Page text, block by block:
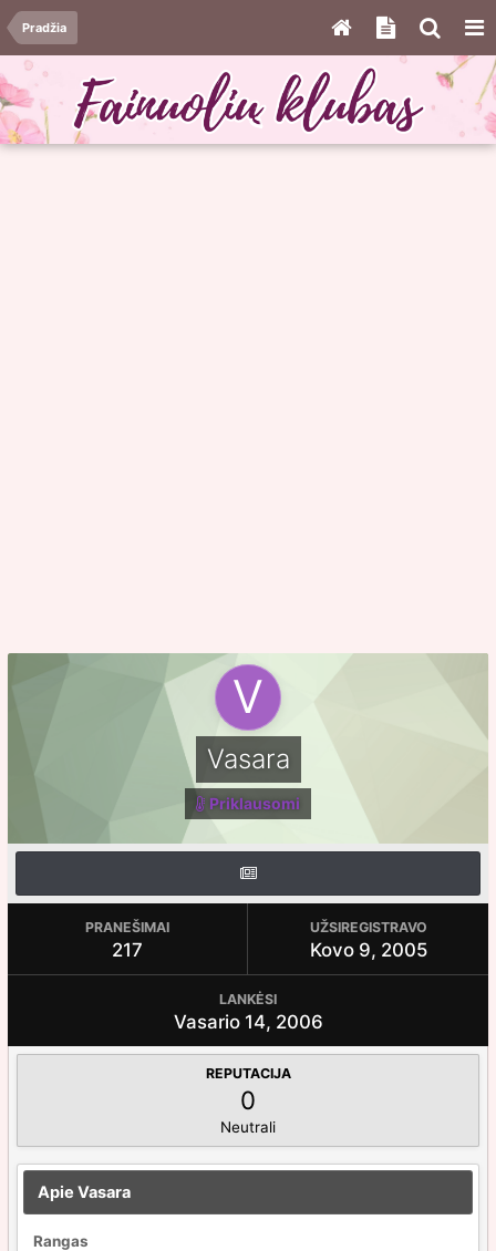
Pradžia
Vasara
Priklausomi
PRANEŠIMAI
217
UŽSIREGISTRAVO
Kovo 9, 2005
LANKĖSI
Vasario 14, 2006
REPUTACIJA
0
Neutrali
Apie Vasara
Rangas